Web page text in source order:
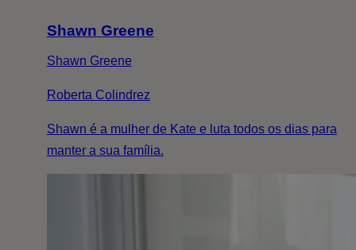
Shawn Greene
Shawn Greene
Roberta Colindrez
Shawn é a mulher de Kate e luta todos os dias para
manter a sua família.